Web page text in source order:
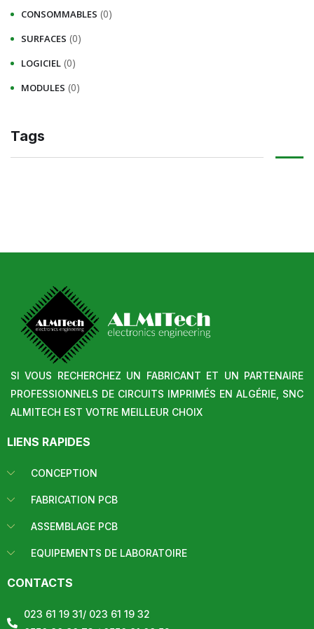
CONSOMMABLES (0)
SURFACES (0)
LOGICIEL (0)
MODULES (0)
Tags
SI VOUS RECHERCHEZ UN FABRICANT ET UN PARTENAIRE
PROFESSIONNELS DE CIRCUITS IMPRIMÉS EN ALGÉRIE, SNC
ALMITECH EST VOTRE MEILLEUR CHOIX
LIENS RAPIDES
CONCEPTION
FABRICATION PCB
ASSEMBLAGE PCB
EQUIPEMENTS DE LABORATOIRE
CONTACTS
023 61 19 31/ 023 61 19 32